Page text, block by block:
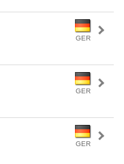
GER
GER
GER